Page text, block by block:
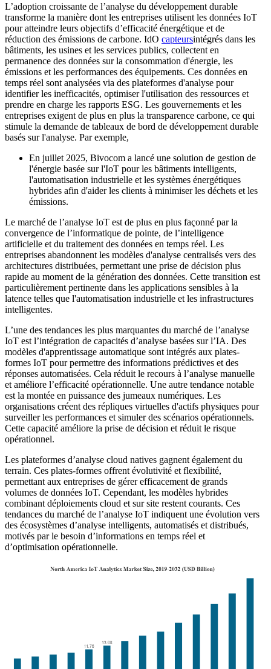
L’adoption croissante de l’analyse du développement durable
transforme la manière dont les entreprises utilisent les données IoT
pour atteindre leurs objectifs d’efficacité énergétique et de
réduction des émissions de carbone. IdO capteursintégrés dans les
bâtiments, les usines et les services publics, collectent en
permanence des données sur la consommation d'énergie, les
émissions et les performances des équipements. Ces données en
temps réel sont analysées via des plateformes d'analyse pour
identifier les inefficacités, optimiser l'utilisation des ressources et
prendre en charge les rapports ESG. Les gouvernements et les
entreprises exigent de plus en plus la transparence carbone, ce qui
stimule la demande de tableaux de bord de développement durable
basés sur l'analyse. Par exemple,
En juillet 2025, Bivocom a lancé une solution de gestion de
l'énergie basée sur l'IoT pour les bâtiments intelligents,
l'automatisation industrielle et les systèmes énergétiques
hybrides afin d'aider les clients à minimiser les déchets et les
émissions.
Le marché de l’analyse IoT est de plus en plus façonné par la
convergence de l’informatique de pointe, de l’intelligence
artificielle et du traitement des données en temps réel. Les
entreprises abandonnent les modèles d'analyse centralisés vers des
architectures distribuées, permettant une prise de décision plus
rapide au moment de la génération des données. Cette transition est
particulièrement pertinente dans les applications sensibles à la
latence telles que l'automatisation industrielle et les infrastructures
intelligentes.
L’une des tendances les plus marquantes du marché de l’analyse
IoT est l’intégration de capacités d’analyse basées sur l’IA. Des
modèles d'apprentissage automatique sont intégrés aux plates-
formes IoT pour permettre des informations prédictives et des
réponses automatisées. Cela réduit le recours à l’analyse manuelle
et améliore l’efficacité opérationnelle. Une autre tendance notable
est la montée en puissance des jumeaux numériques. Les
organisations créent des répliques virtuelles d'actifs physiques pour
surveiller les performances et simuler des scénarios opérationnels.
Cette capacité améliore la prise de décision et réduit le risque
opérationnel.
Les plateformes d’analyse cloud natives gagnent également du
terrain. Ces plates-formes offrent évolutivité et flexibilité,
permettant aux entreprises de gérer efficacement de grands
volumes de données IoT. Cependant, les modèles hybrides
combinant déploiements cloud et sur site restent courants. Ces
tendances du marché de l’analyse IoT indiquent une évolution vers
des écosystèmes d’analyse intelligents, automatisés et distribués,
motivés par le besoin d’informations en temps réel et
d’optimisation opérationnelle.